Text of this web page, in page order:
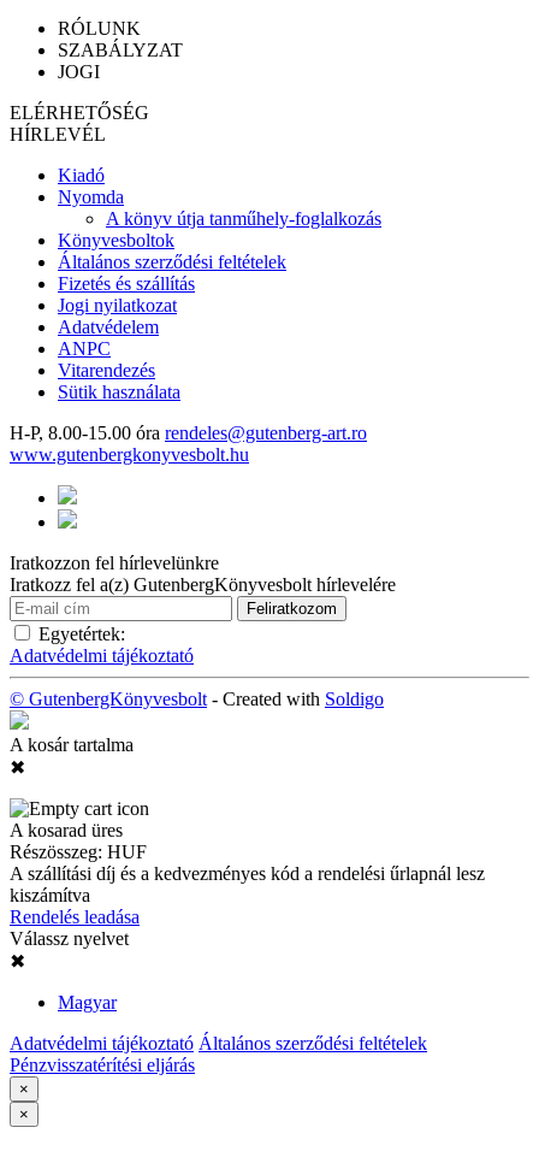
RÓLUNK
SZABÁLYZAT
JOGI
ELÉRHETŐSÉG
HÍRLEVÉL
Kiadó
Nyomda
A könyv útja tanműhely-foglalkozás
Könyvesboltok
Általános szerződési feltételek
Fizetés és szállítás
Jogi nyilatkozat
Adatvédelem
ANPC
Vitarendezés
Sütik használata
H-P, 8.00-15.00 óra rendeles@gutenberg-art.ro
www.gutenbergkonyvesbolt.hu
Iratkozzon fel hírlevelünkre
Iratkozz fel a(z) GutenbergKönyvesbolt hírlevelére
Egyetértek:
Adatvédelmi tájékoztató
© GutenbergKönyvesbolt - Created with Soldigo
A kosár tartalma
✖
A kosarad üres
Részösszeg: HUF
A szállítási díj és a kedvezményes kód a rendelési űrlapnál lesz
kiszámítva
Rendelés leadása
Válassz nyelvet
✖
Magyar
Adatvédelmi tájékoztató Általános szerződési feltételek
Pénzvisszatérítési eljárás
×
×